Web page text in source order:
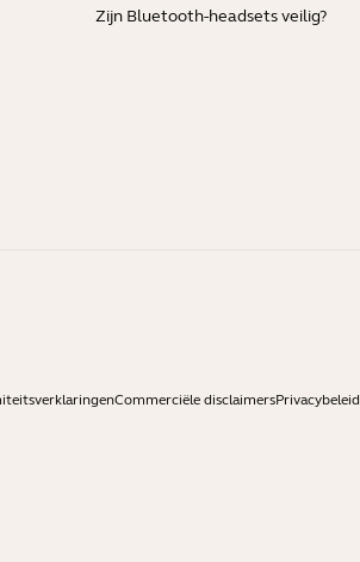
Zijn Bluetooth-headsets veilig?
Commerciële disclaimersPrivacybeleid